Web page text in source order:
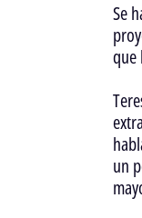
Se
que
un